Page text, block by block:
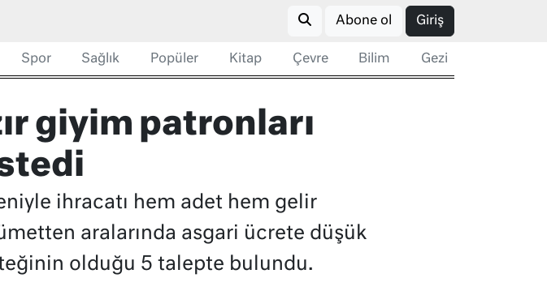
Abone ol Giriş
Spor Sağlık Popüler Kitap Çevre Bilim Gezi
giyim patronları
ihracatı hem adet hem gelir
aralarında asgari ücrete düşük
olduğu 5 talepte bulundu.